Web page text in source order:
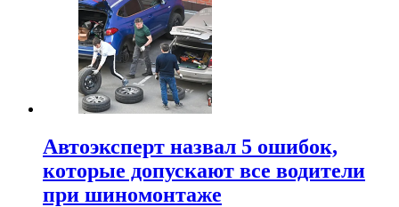
Автоэксперт назвал 5 ошибок,
которые допускают все водители
при шиномонтаже